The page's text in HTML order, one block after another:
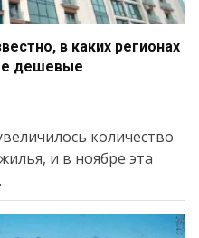
в каких регионах
дешевые
количество
и в ноябре эта